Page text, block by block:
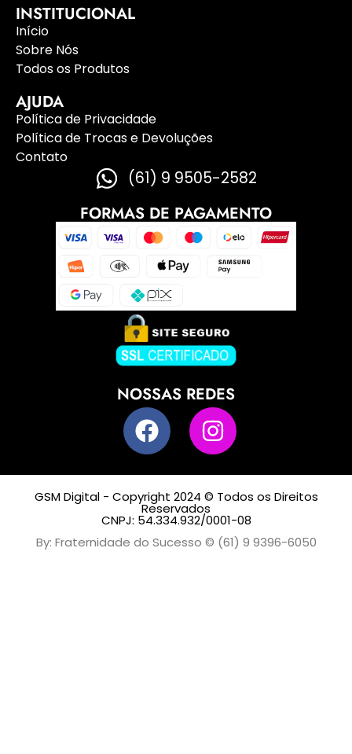
INSTITUCIONAL
Início
Sobre Nós
Todos os Produtos
AJUDA
Política de Privacidade
Política de Trocas e Devoluções
Contato
(61) 9 9505-2582
FORMAS DE PAGAMENTO
NOSSAS REDES
GSM Digital - Copyright 2024 © Todos os Direitos
Reservados
CNPJ: 54.334.932/0001-08
By: Fraternidade do Sucesso © (61) 9 9396-6050